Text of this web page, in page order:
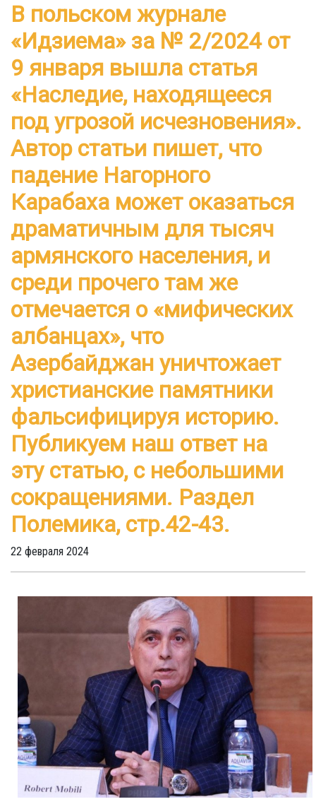
В польском журнале
«Идзиема» за № 2/2024 от
9 января вышла статья
«Наследие, находящееся
под угрозой исчезновения».
Автор статьи пишет, что
падение Нагорного
Карабаха может оказаться
драматичным для тысяч
армянского населения, и
среди прочего там же
отмечается о «мифических
албанцах», что
Азербайджан уничтожает
христианские памятники
фальсифицируя историю.
Публикуем наш ответ на
эту статью, с небольшими
сокращениями. Pаздел
Полемика, стр.42-43.
22 февраля 2024